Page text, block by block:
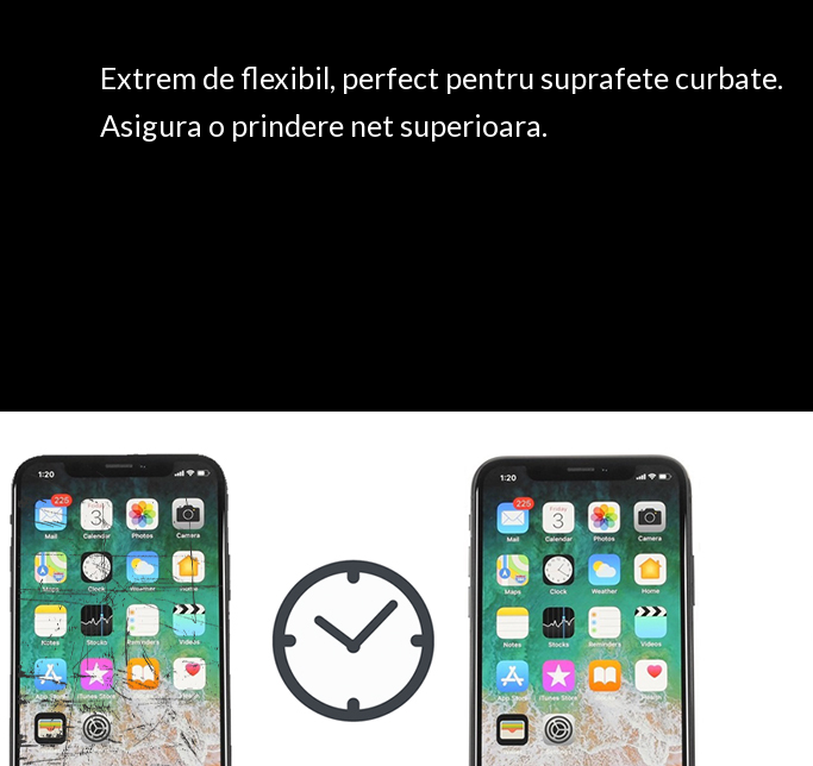
Extrem de flexibil, perfect pentru suprafete curbate.
Asigura o prindere net superioara.